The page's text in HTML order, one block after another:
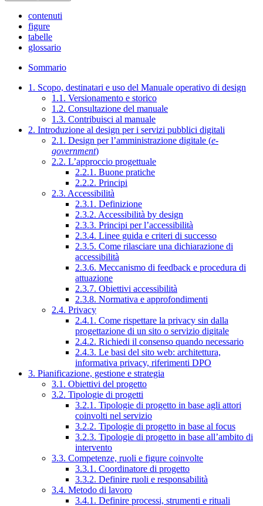
contenuti
figure
tabelle
glossario
Sommario
1. Scopo, destinatari e uso del Manuale operativo di design
1.1. Versionamento e storico
1.2. Consultazione del manuale
1.3. Contribuisci al manuale
2. Introduzione al design per i servizi pubblici digitali
2.1. Design per l’amministrazione digitale (e-
government)
2.2. L’approccio progettuale
2.2.1. Buone pratiche
2.2.2. Principi
2.3. Accessibilità
2.3.1. Definizione
2.3.2. Accessibilità by design
2.3.3. Principi per l’accessibilità
2.3.4. Linee guida e criteri di successo
2.3.5. Come rilasciare una dichiarazione di
accessibilità
2.3.6. Meccanismo di feedback e procedura di
attuazione
2.3.7. Obiettivi accessibilità
2.3.8. Normativa e approfondimenti
2.4. Privacy
2.4.1. Come rispettare la privacy sin dalla
progettazione di un sito o servizio digitale
2.4.2. Richiedi il consenso quando necessario
2.4.3. Le basi del sito web: architettura,
informativa privacy, riferimenti DPO
3. Pianificazione, gestione e strategia
3.1. Obiettivi del progetto
3.2. Tipologie di progetti
3.2.1. Tipologie di progetto in base agli attori
coinvolti nel servizio
3.2.2. Tipologie di progetto in base al focus
3.2.3. Tipologie di progetto in base all’ambito di
intervento
3.3. Competenze, ruoli e figure coinvolte
3.3.1. Coordinatore di progetto
3.3.2. Definire ruoli e responsabilità
3.4. Metodo di lavoro
3.4.1. Definire processi, strumenti e rituali